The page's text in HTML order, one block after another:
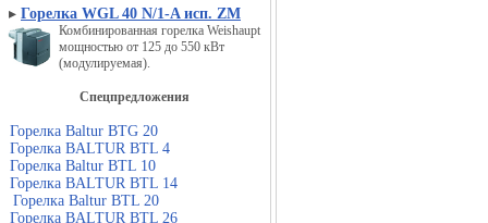
▸ Горелка WGL 40 N/1-A исп. ZM
Комбинированная горелка Weishaupt
мощностью от 125 до 550 кВт
(модулируемая).
Спецпредложения
Горелка Baltur BTG 20
Горелка BALTUR BTL 4
Горелка Baltur BTL 10
Горелка BALTUR BTL 14
Горелка Baltur BTL 20
Горелка BALTUR BTL 26